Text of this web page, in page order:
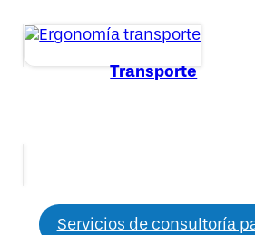
Transporte
Servicios de consultoría